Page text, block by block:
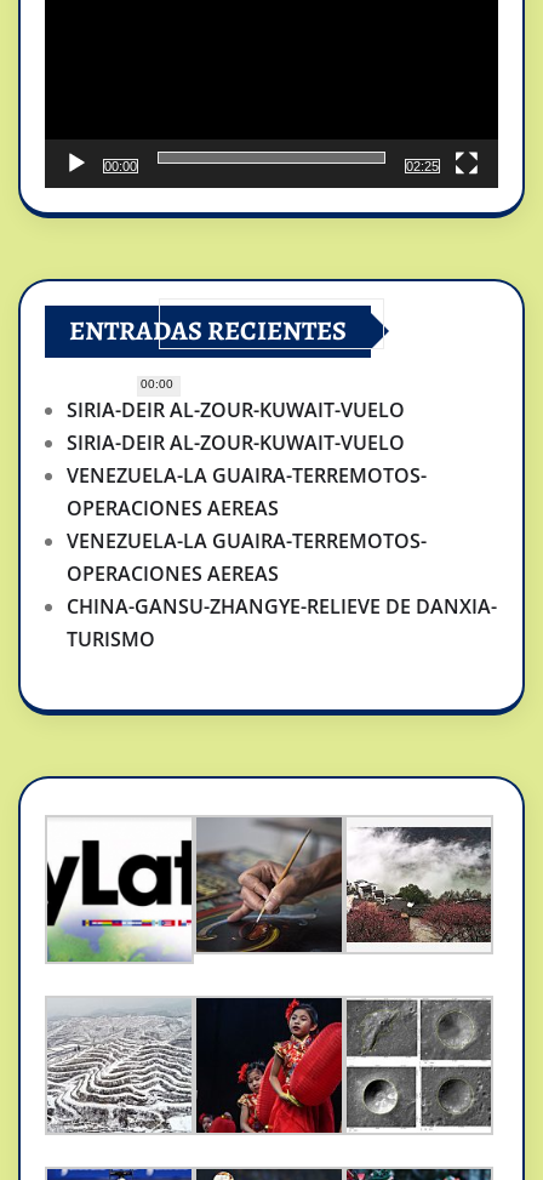
00:00
00:00
02:25
ENTRADAS RECIENTES
SIRIA-DEIR AL-ZOUR-KUWAIT-VUELO
SIRIA-DEIR AL-ZOUR-KUWAIT-VUELO
VENEZUELA-LA GUAIRA-TERREMOTOS-
OPERACIONES AEREAS
VENEZUELA-LA GUAIRA-TERREMOTOS-
OPERACIONES AEREAS
CHINA-GANSU-ZHANGYE-RELIEVE DE DANXIA-
TURISMO